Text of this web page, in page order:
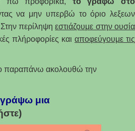
να μην υπερβώ το όριο λεξεων
περίληψηεστιάζουμε στην ουσία
πλήροφορίες και αποφεύγουμε τις
παραπάνω ακολουθώ την
γράψω μια